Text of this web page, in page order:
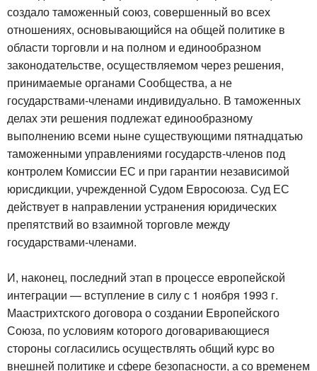
создало таможенный союз, совершенный во всех
отношениях, основывающийся на общей политике в
области торговли и на полном и единообразном
законодательстве, осуществляемом через решения,
принимаемые органами Сообщества, а не
государствами-членами индивидуально. В таможенных
делах эти решения подлежат единообразному
выполнению всеми ныне существующими пятнадцатью
таможенными управлениями государств-членов под
контролем Комиссии ЕС и при гарантии независимой
юрисдикции, учрежденной Судом Евросоюза. Суд ЕС
действует в направлении устранения юридических
препятствий во взаимной торговле между
государствами-членами.
И, наконец, последний этап в процессе европейской
интеграции — вступление в силу с 1 ноября 1993 г.
Маастрихтского договора о создании Европейского
Союза, по условиям которого договаривающиеся
стороны согласились осуществлять общий курс во
внешней политике и сфере безопасности, а со временем